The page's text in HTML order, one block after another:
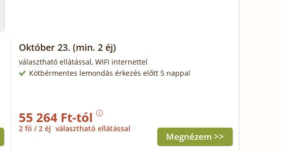
Október 23. (min. 2 éj)
választható ellátással, WIFI internettel
Kötbérmentes lemondás érkezés előtt 5 nappal
55 264 Ft-tól
2 fő / 2 éj választható ellátással
Megnézem >>